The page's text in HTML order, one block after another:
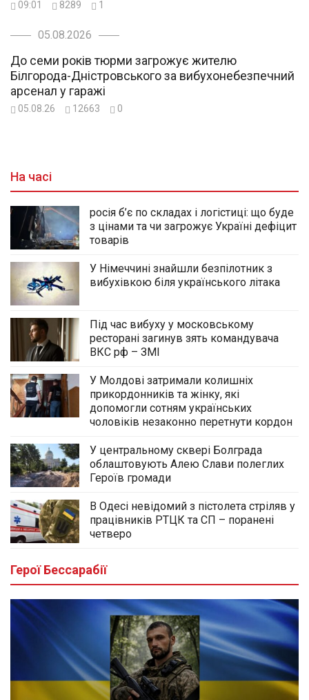
09:01 8289 1
05.08.2026
До семи років тюрми загрожує жителю
Білгорода-Дністровського за вибухонебезпечний
арсенал у гаражі
05.08.26 12663 0
На часі
росія б’є по складах і логістиці: що буде
з цінами та чи загрожує Україні дефіцит
товарів
У Німеччині знайшли безпілотник з
вибухівкою біля українського літака
Під час вибуху у московському
ресторані загинув зять командувача
ВКС рф – ЗМІ
У Молдові затримали колишніх
прикордонників та жінку, які
допомогли сотням українських
чоловіків незаконно перетнути кордон
У центральному сквері Болграда
облаштовують Алею Слави полеглих
Героїв громади
В Одесі невідомий з пістолета стріляв у
працівників РТЦК та СП – поранені
четверо
Герої Бессарабії